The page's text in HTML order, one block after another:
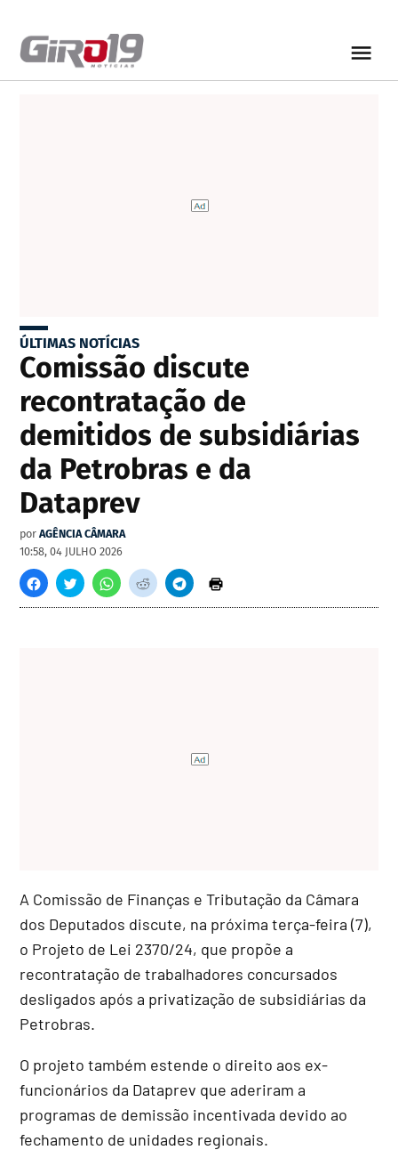
ÚLTIMAS NOTÍCIAS
Comissão discute
recontratação de
demitidos de subsidiárias
da Petrobras e da
Dataprev
por AGÊNCIA CÂMARA
10:58, 04 JULHO 2026
A Comissão de Finanças e Tributação da Câmara
dos Deputados discute, na próxima terça-feira (7),
o Projeto de Lei 2370/24, que propõe a
recontratação de trabalhadores concursados
desligados após a privatização de subsidiárias da
Petrobras.
O projeto também estende o direito aos ex-
funcionários da Dataprev que aderiram a
programas de demissão incentivada devido ao
fechamento de unidades regionais.